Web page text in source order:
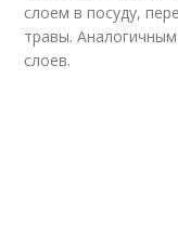
слоем в посуду,
травы.
слоев.